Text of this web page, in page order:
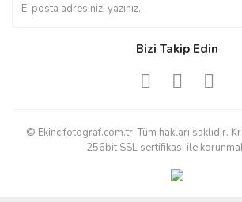
Bizi Takip Edin
© Ekincifotograf.com.tr. Tüm hakları saklıdır.
256bit SSL sertifikası ile